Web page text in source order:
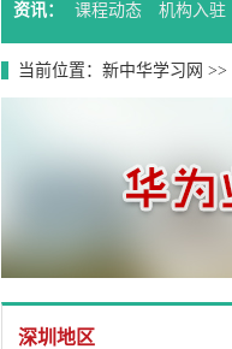
资讯： 课程动态 机构入驻
当前位置： 新中华学习网 >>
深圳地区